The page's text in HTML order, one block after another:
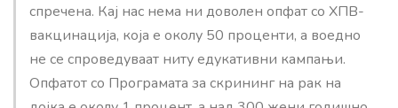
спречена. Кај нас нема ни доволен опфат со ХПВ-
вакцинација, која е околу 50 проценти, а воедно
не се спроведуваат ниту едукативни кампањи.
Опфатот со Програмата за скрининг на рак на